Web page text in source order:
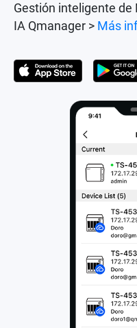
Gestión inteligente de
IA Qmanager > Más